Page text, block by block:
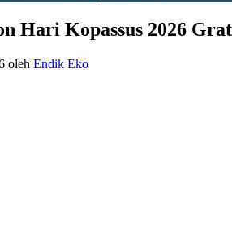
Hari Kopassus 2026
oleh Endik Eko